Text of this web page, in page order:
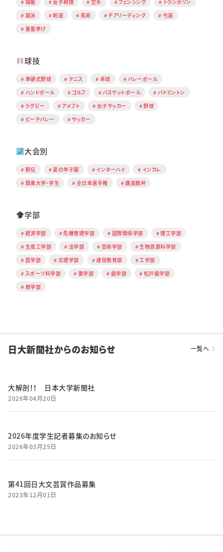
端艇 女子相撲 空手 フェンシング
トランポリン
競泳
剣道 馬術 チアリーディング
弓道
重量挙げ
球技
準硬式野球 テニス 卓球
バレーボール
ハンドボール
ゴルフ バスケットボール
バドミントン
ラグビー
アメフト 女子サッカー
野球
ビーチバレー
サッカー
大会別
駅伝 夏の甲子園 インターハイ
インカレ
関東大学・学生
全日本選手権 講道館杯
学部
経済学部 危機管理学部 国際関係学部
理工学部
生産工学部
法学部 芸術学部
生物資源科学部
医学部
文理学部 通信教育部
工学部
スポーツ科学部
薬学部 歯学部
松戸歯学部
商学部
日大新聞社からのお知らせ 一覧へ
大解剖！！ 日本大学新聞社
2026年04月20日
2026年度学生記者募集のお知らせ
2026年03月25日
第41回日大文芸賞作品募集
2023年12月01日